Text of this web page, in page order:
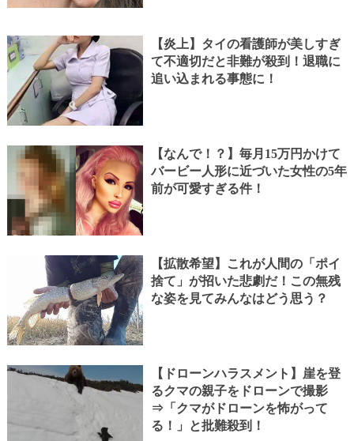
【炎上】タイの看護師が美しすぎ
て不適切だと非難が殺到！退職に
追い込まれる事態に！
【なんで！？】毎月15万円かけて
バービー人形に近づいた女性の5年
前が可愛すぎる件！
【拡散希望】これが人間の「ポイ
捨て」が招いた悲劇だ！この無残
な姿を見てみんなはどう思う？
【ドローンハラスメント】崖を登
るクマの親子をドローンで撮影
⇒「クマがドローンを怖がって
る！」と批難殺到！